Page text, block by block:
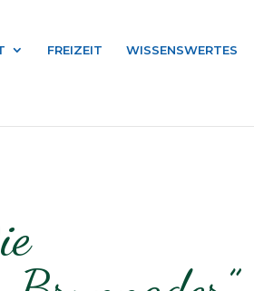
FREIZEIT WISSENSWERTES